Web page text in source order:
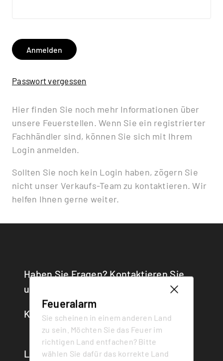
Feueralarm
Sie scheinen in einem anderen Land
zu sein. Möchten Sie das Feuer im
richtigen Land entfachen? Bitte
wählen Sie dafür das korrekte Land
Anmelden
Passwort vergessen
Hier finden Sie noch mehr Informationen über
unsere Feuerstellen. Wenn Sie ein registrierter
Fachhändler sind, können Sie sich mit Ihrem
Login anmelden.
Sollten Sie noch kein Login haben, zögern Sie
nicht unser Verkaufs-Team zu kontaktieren. Wir
helfen Ihnen gerne weiter.
Haben Sie Fragen? Kontaktieren Sie
uns!
Kontakt
Lesen Sie Neuigkeiten aus dem Hause